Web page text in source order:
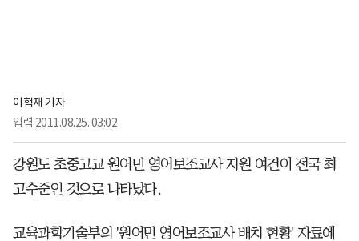
이혁재 기자
입력 2011.08.25. 03:02
강원도 초중고교 원어민 영어보조교사 지원 여건이 전국 최
고수준인 것으로 나타났다.
교육과학기술부의 '원어민 영어보조교사 배치 현황' 자료에